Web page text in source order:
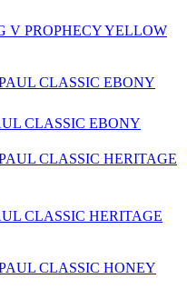
V PROPHECY YELLOW
CLASSIC EBONY
CLASSIC HERITAGE